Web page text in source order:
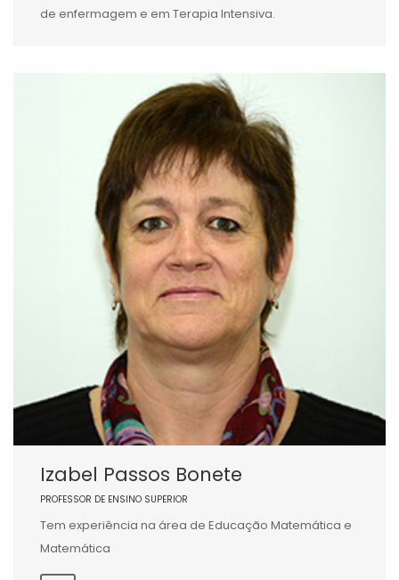
de enfermagem e em Terapia Intensiva.
Izabel Passos Bonete
PROFESSOR DE ENSINO SUPERIOR
Tem experiência na área de Educação Matemática e
Matemática